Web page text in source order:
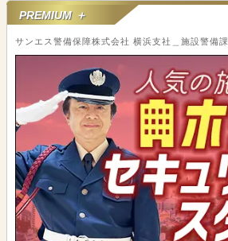
PREMIUM ＋
サンエス警備保障株式会社 横浜支社＿施設警備課